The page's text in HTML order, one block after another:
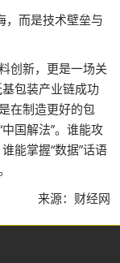
，而是技术壁垒与
创新，更是一场关
基包装产业链成功
在制造更好的包
国解法”。谁能攻
能掌握“数据”话语
来源：财经网